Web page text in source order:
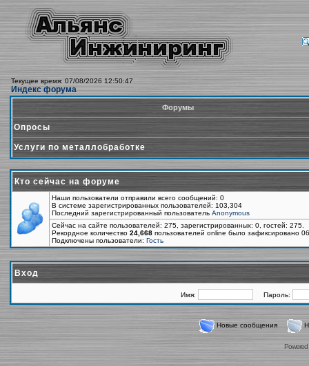
Текущее время: 07/08/2026 12:50:47
Индекс форума
Форумы
Опросы
Услуги по металлобработке
Кто сейчас на форуме
Наши пользователи отправили всего сообщений: 0
В системе зарегистрированных пользователей: 103,304
Последний зарегистрированный пользователь Anonymous
Сейчас на сайте пользователей: 275, зарегистрированных: 0, гостей:
Рекордное количество 24,668 пользователей online было зафиксировано
Подключены пользователи: Гость
Вход
Имя: Пароль:
Новые сообщения